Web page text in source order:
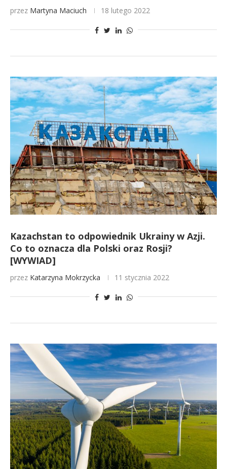
przez Martyna Maciuch 18 lutego 2022
Kazachstan to odpowiednik Ukrainy w Azji.
Co to oznacza dla Polski oraz Rosji?
[WYWIAD]
przez Katarzyna Mokrzycka 11 stycznia 2022